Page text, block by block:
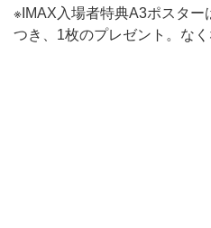
※IMAX入場者特典A3ポスター
つき、1枚のプレゼント。な